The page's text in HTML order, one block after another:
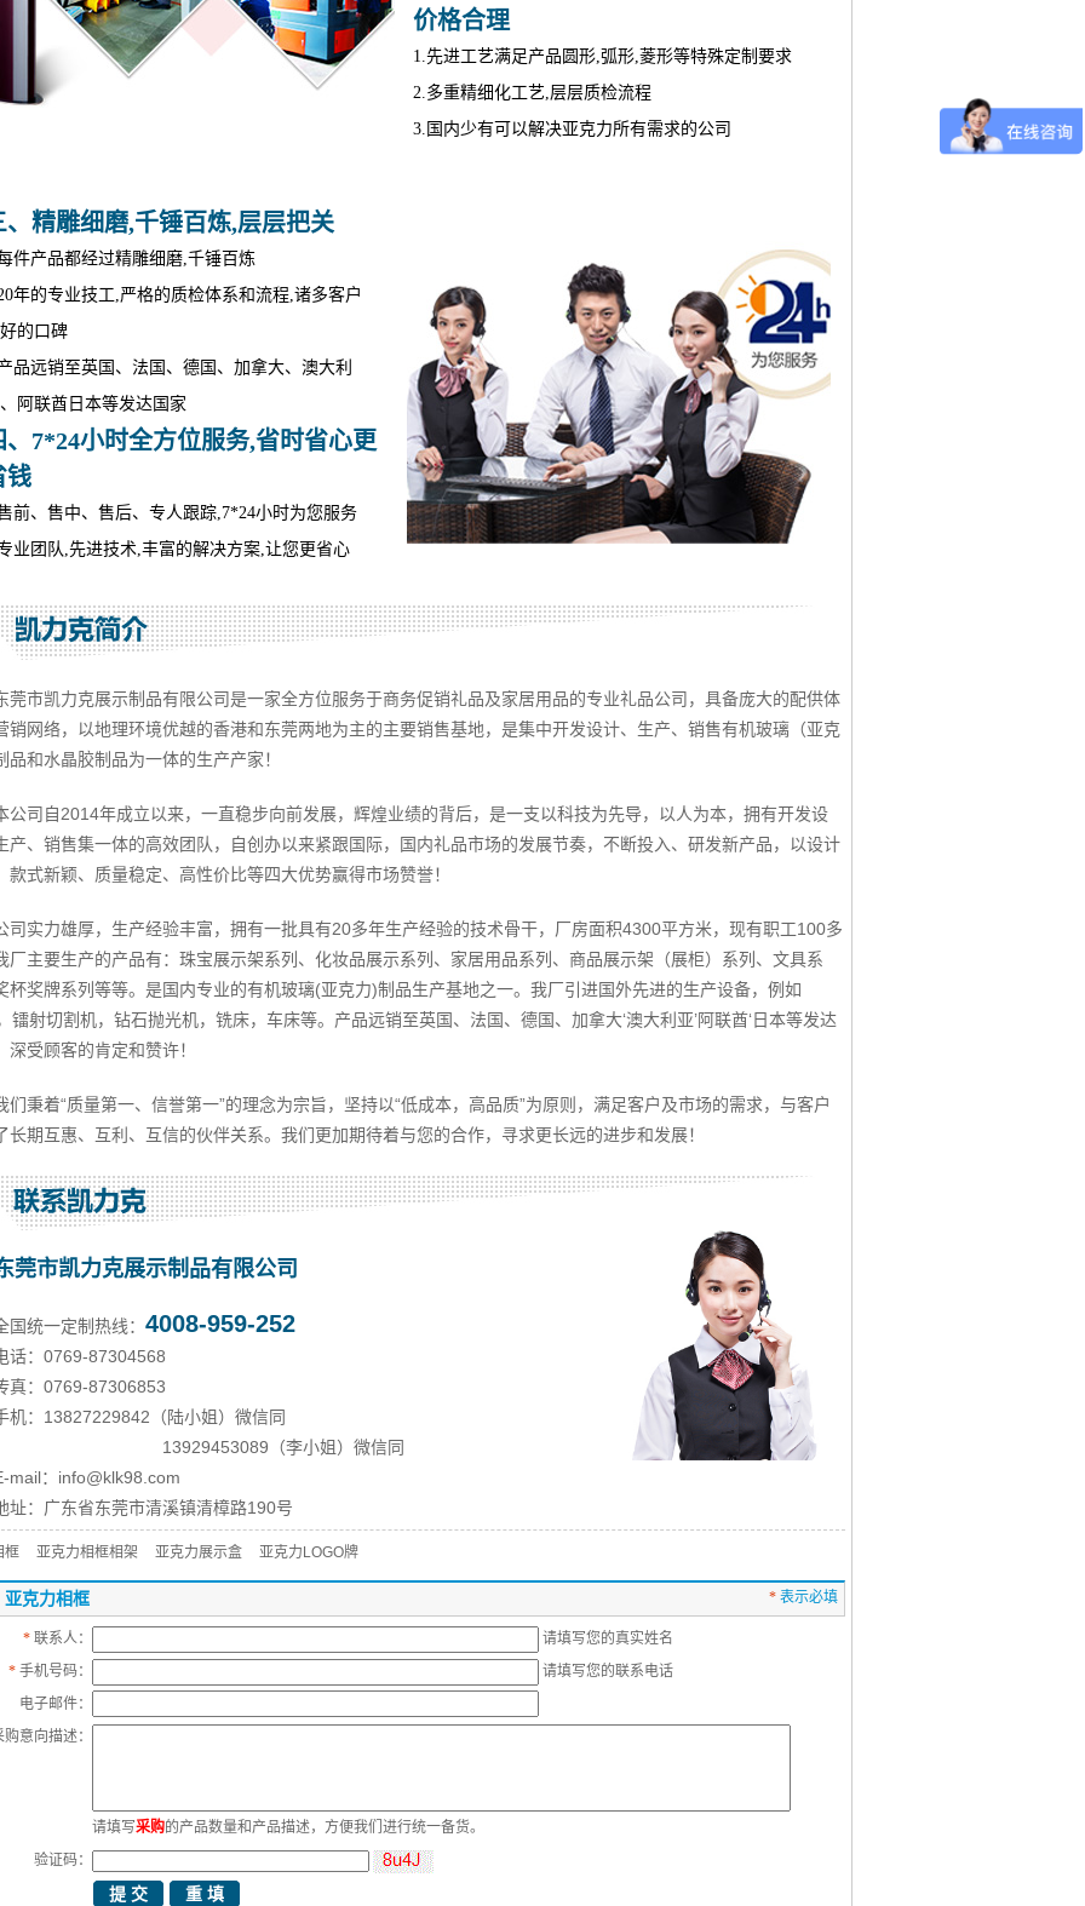
价格合理
1.先进工艺满足产品圆形,弧形,菱形等特殊定制要求
2.多重精细化工艺,层层质检流程
3.国内少有可以解决亚克力所有需求的公司
、精雕细磨,千锤百炼,层层把关
件产品都经过精雕细磨,千锤百炼
年的专业技工,严格的质检体系和流程,诸多客户
的口碑
品远销至英国、法国、德国、加拿大、澳大利
阿联酋日本等发达国家
、7*24小时全方位服务,省时省心更
钱
前、售中、售后、专人跟踪,7*24小时为您服务
业团队,先进技术,丰富的解决方案,让您更省心
莞市凯力克展示制品有限公司是一家全方位服务于商务促销礼品及家居用品的专业礼品公司，具备庞大的配供体
销网络，以地理环境优越的香港和东莞两地为主的主要销售基地，是集中开发设计、生产、销售有机玻璃（亚克
品和水晶胶制品为一体的生产产家！
公司自2014年成立以来，一直稳步向前发展，辉煌业绩的背后，是一支以科技为先导，以人为本，拥有开发设
产、销售集一体的高效团队，自创办以来紧跟国际，国内礼品市场的发展节奏，不断投入、研发新产品，以设计
款式新颖、质量稳定、高性价比等四大优势赢得市场赞誉！
司实力雄厚，生产经验丰富，拥有一批具有20多年生产经验的技术骨干，厂房面积4300平方米，现有职工100多
厂主要生产的产品有：珠宝展示架系列、化妆品展示系列、家居用品系列、商品展示架（展柜）系列、文具系
杯奖牌系列等等。是国内专业的有机玻璃(亚克力)制品生产基地之一。我厂引进国外先进的生产设备，例如
镭射切割机，钻石抛光机，铣床，车床等。产品远销至英国、法国、德国、加拿大‘澳大利亚’阿联酋‘日本等发达
深受顾客的肯定和赞许！
们秉着“质量第一、信誉第一”的理念为宗旨，坚持以“低成本，高品质”为原则，满足客户及市场的需求，与客户
长期互惠、互利、互信的伙伴关系。我们更加期待着与您的合作，寻求更长远的进步和发展！
莞市凯力克展示制品有限公司
国统一定制热线： 4008-959-252
话：0769-87304568
真：0769-87306853
机：13827229842（陆小姐）微信同
（李小姐）微信同
mail：info@klk98.com
址：广东省东莞市清溪镇清樟路190号
框 亚克力相框相架 亚克力展示盒 亚克力LOGO牌
* 表示必填
亚克力相框
* 联系人：
请填写您的真实姓名
* 手机号码：
请填写您的联系电话
电子邮件：
意向描述：
请填写采购的产品数量和产品描述，方便我们进行统一备货。
验证码：